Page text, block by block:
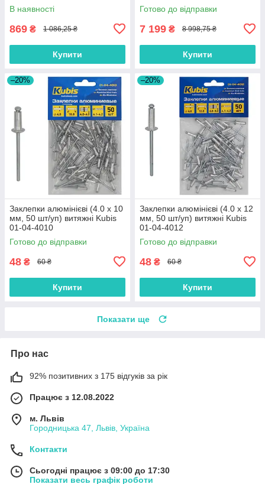
В наявності
869 ₴ 1 086,25 ₴
Купити
Готово до відправки
7 199 ₴ 8 998,75 ₴
Купити
–20%
Заклепки алюмінієві (4.0 х 10
мм, 50 шт/уп) витяжні Kubis
01-04-4010
Готово до відправки
48 ₴ 60 ₴
Купити
–20%
Заклепки алюмінієві (4.0 х 12
мм, 50 шт/уп) витяжні Kubis
01-04-4012
Готово до відправки
48 ₴ 60 ₴
Купити
Показати ще
Про нас
92% позитивних з 175 відгуків за рік
Працює з 12.08.2022
м. Львів
Городницька 47, Львів, Україна
Контакти
Сьогодні працює з 09:00 до 17:30
Показати весь графік роботи